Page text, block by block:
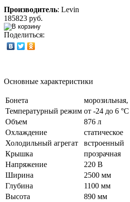
Производитель: Levin
185823 руб.
Поделиться:
Основные характеристики
Бонета
Температурный режим от -24 до 6 °C
Объем
876 л
Охлаждение
статическое
Холодильный агрегат
встроенный
Крышка
прозрачная
Напряжение
220 В
Ширина
2500 мм
Глубина
1100 мм
Высота
890 мм